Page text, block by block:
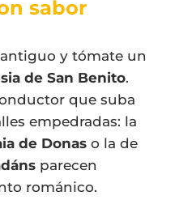
sabor
y tómate un
de San Benito.
que suba
empedradas: la
de Donaso la de
parecen
románico.